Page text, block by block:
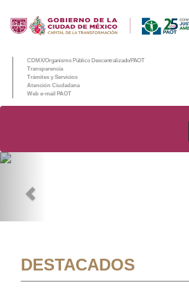
CDMX/Organismo Público Descentralizado/PAOT
Transparencia
Trámites y Servicios
Atención Ciudadana
Web e-mail PAOT
DESTACADOS